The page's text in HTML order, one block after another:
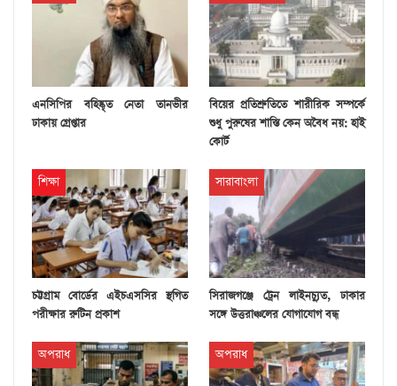
এনসিপির বহিষ্কৃত নেতা তানভীর
ঢাকায় গ্রেপ্তার
বিয়ের প্রতিশ্রুতিতে শারীরিক সম্পর্কে
শুধু পুরুষের শাস্তি কেন অবৈধ নয়: হাই
কোর্ট
শিক্ষা
চট্টগ্রাম বোর্ডের এইচএসসির স্থগিত
পরীক্ষার রুটিন প্রকাশ
সারাবাংলা
সিরাজগঞ্জে ট্রেন লাইনচ্যুত, ঢাকার
সঙ্গে উত্তরাঞ্চলের যোগাযোগ বন্ধ
অপরাধ অপরাধ